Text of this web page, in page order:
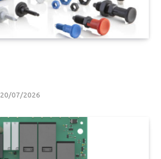
20/07/2026